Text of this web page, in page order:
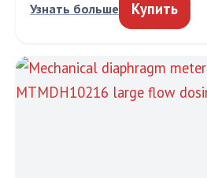
Узнать больше Купить